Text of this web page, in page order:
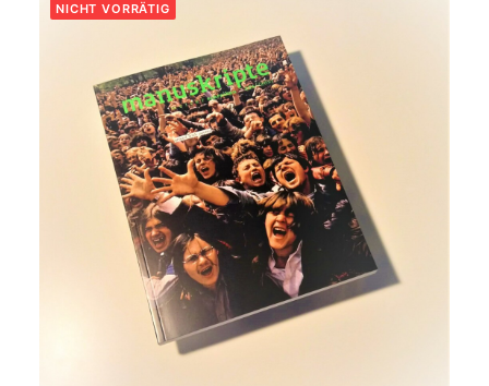
NICHT VORRÄTIG